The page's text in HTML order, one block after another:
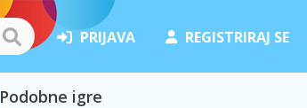
PRIJAVA REGISTRIRAJ SE
Podobne igre